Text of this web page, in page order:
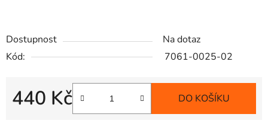
Dostupnost
Na dotaz
Kód:
7061-0025-02
440 Kč DO KOŠÍKU